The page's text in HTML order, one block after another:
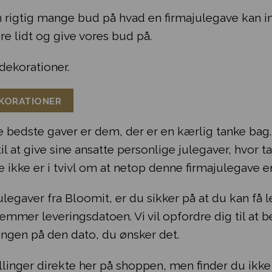
rigtig mange bud på hvad en firmajulegave kan
lidt og give vores bud på.
bedste gaver er dem, der er en kærlig tanke
give sine ansatte personlige julegaver, hvor
ikke er i tvivl om at netop denne firmajulegave
fra Bloomit, er du sikker på at du kan få
leveringsdatoen. Vi vil opfordre dig til at
på den dato, du ønsker det.
direkte her på shoppen, men finder du